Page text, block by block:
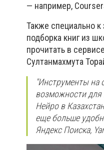
— например,
Также специально
подборка книг из
прочитать в
Султанмахмута
"Инструменты на
возможности для
Нейро в
еще больше
Яндекс Поиска,